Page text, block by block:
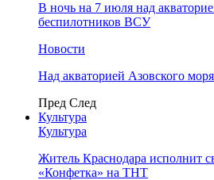
В ночь на 7 июля над
беспилотников ВСУ
Новости
Над акваторией Азовского
Пред След
Культура
Культура
Житель Краснодара исполнит
«Конфетка» на ТНТ